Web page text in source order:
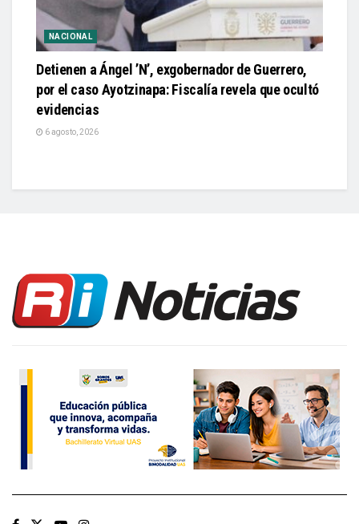
NACIONAL
Detienen a Ángel ’N’, exgobernador de Guerrero,
por el caso Ayotzinapa: Fiscalía revela que ocultó
evidencias
6 agosto, 2026